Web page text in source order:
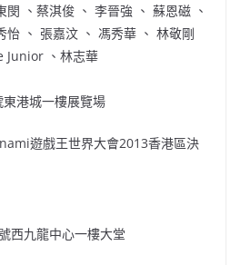
、蔡淇俊 、 李晉強 、 蘇恩磁 、
怡 、 張嘉汶 、 馮秀華 、 林敬剛
Junior 、林志華
港城一樓展覽場
遊戲王世界大會2013香港區決
西九龍中心一樓大堂